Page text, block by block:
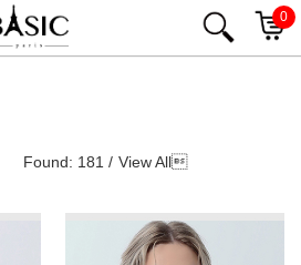
0
Found: 181 / View All